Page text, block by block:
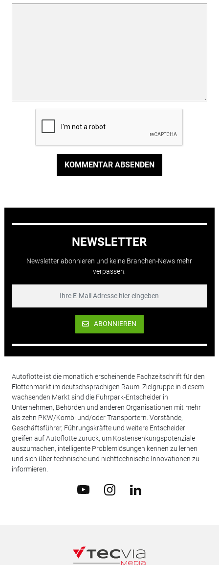
KOMMENTAR ABSENDEN
NEWSLETTER
Newsletter abonnieren und keine Branchen-News mehr
verpassen.
ABONNIEREN
Autoflotte ist die monatlich erscheinende Fachzeitschrift für den
Flottenmarkt im deutschsprachigen Raum. Zielgruppe in diesem
wachsenden Markt sind die Fuhrpark-Entscheider in
Unternehmen, Behörden und anderen Organisationen mit mehr
als zehn PKW/Kombi und/oder Transportern. Vorstände,
Geschäftsführer, Führungskräfte und weitere Entscheider
greifen auf Autoflotte zurück, um Kostensenkungspotenziale
auszumachen, intelligente Problemlösungen kennen zu lernen
und sich über technische und nichttechnische Innovationen zu
informieren.